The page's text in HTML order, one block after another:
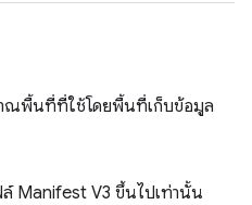
ณพื้นที่ที่ใช้โดยพื้นที่เก็บข้อมูล
Manifest V3 ขึ้นไปเท่านั้น